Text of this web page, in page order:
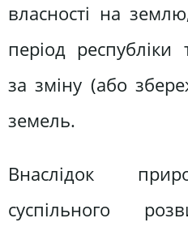
власності на
період республіки
за зміну (або
земель.
Внаслідок
суспільного